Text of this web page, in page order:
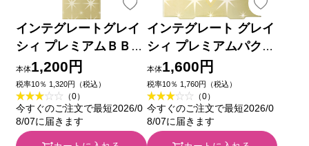
インテグレートグレイ
シィ プレミアムＢＢク
リーム 明るめ～やや明
るめ ３５ｇ 資生堂
本体1,200円
税率10％ 1,320円（税込）
（0）
今すぐのご注文で最短2026/0
8/07に届きます
インテグレート グレイ
シィ プレミアムパクト
レフィル ＰＯ１０
８．５ｇ 資生堂
本体1,600円
税率10％ 1,760円（税込）
（0）
今すぐのご注文で最短2026/0
8/07に届きます